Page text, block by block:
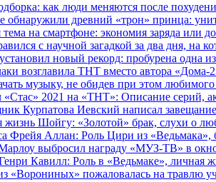
как люди меняются после
обнаружили древний «трон» принца:
на смартфоне: экономия заряда или
с научной загадкой за два дня, на
новый рекорд: пробурена одна
возглавила ТНТ вместо автора
музыку, не обидев при этом
«Стас» 2021 на «ТНТ»: Описание серий,
Курпатова Иевский написал
жизнь Шойгу: «Золотой» брак, слухи о
Фрейя Аллан: Роль Цири из «Ведьмака»,
выбросил награду «МУЗ-ТВ» в
Кавилл: Роль в «Ведьмаке», личная
«Ворониных» пожаловалась на травлю